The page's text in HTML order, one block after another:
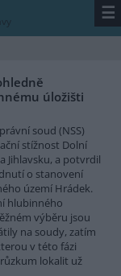
☰
úložišti
soud (NSS)
stížnost Dolní
Jihlavsku, a potvrdil
o stanovení
území Hrádek.
hlubinného
výběru jsou
na soudy, zatím
v této fázi
lokalit už